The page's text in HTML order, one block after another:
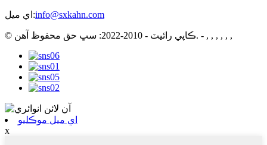
اي ميل:info@sxkahn.com
© ڪاپي رائيٽ - 2010-2022: سڀ حق محفوظ آهن. - , , , , , ,
اي ميل موڪليو
x